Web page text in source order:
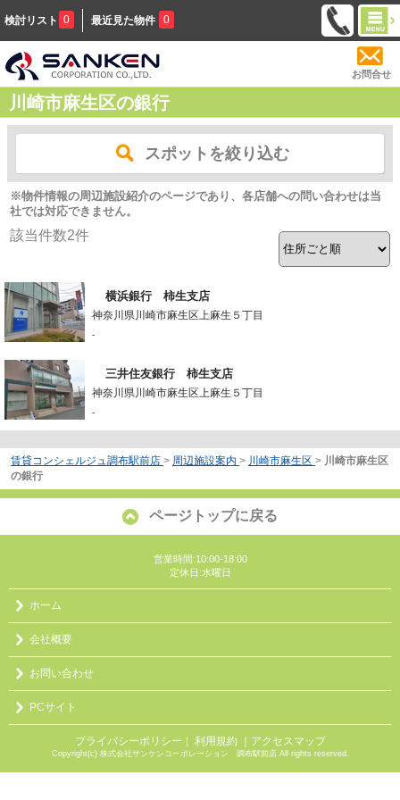
検討リスト 0 最近見た物件 0
お問合せ
川崎市麻生区の銀行
スポットを絞り込む
※物件情報の周辺施設紹介のページであり、各店舗への問い合わせは当
社では対応できません。
該当件数2件
横浜銀行 柿生支店
神奈川県川崎市麻生区上麻生５丁目
-
三井住友銀行 柿生支店
神奈川県川崎市麻生区上麻生５丁目
-
賃貸コンシェルジュ調布駅前店 > 周辺施設案内 > 川崎市麻生区 > 川崎市麻生区
の銀行
ページトップに戻る
営業時間:10:00-18:00
定休日:水曜日
ホーム
会社概要
お問い合わせ
PCサイト
プライバシーポリシー ｜ 利用規約 ｜アクセスマップ
Copyright(c) 株式会社サンケンコーポレーション 調布駅前店 All rights reserved.